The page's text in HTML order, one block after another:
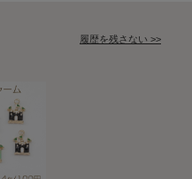
履歴を残さない >>